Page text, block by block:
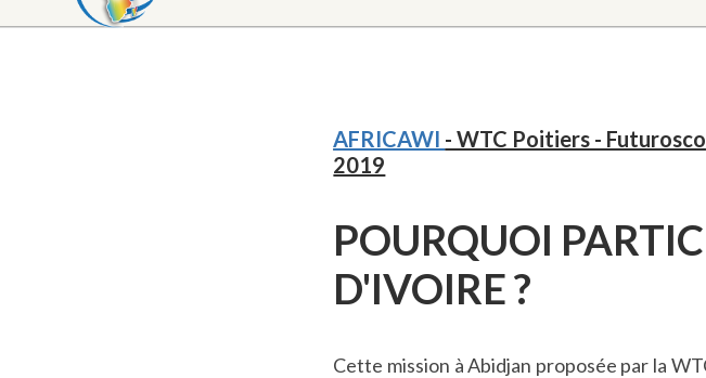
AFRICAWI - WTC Poitiers -
2019
POURQUOI
D'IVOIRE ?
Cette mission à Abidjan proposée par la